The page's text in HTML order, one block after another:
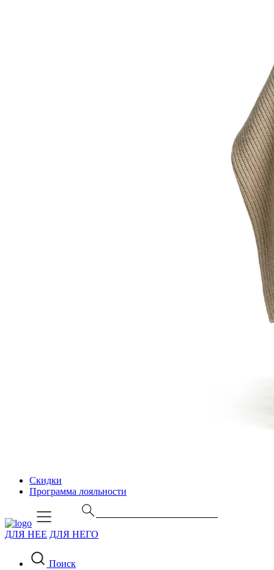
Скидки
Программа лояльности
ДЛЯ НЕЕ ДЛЯ НЕГО
Поиск